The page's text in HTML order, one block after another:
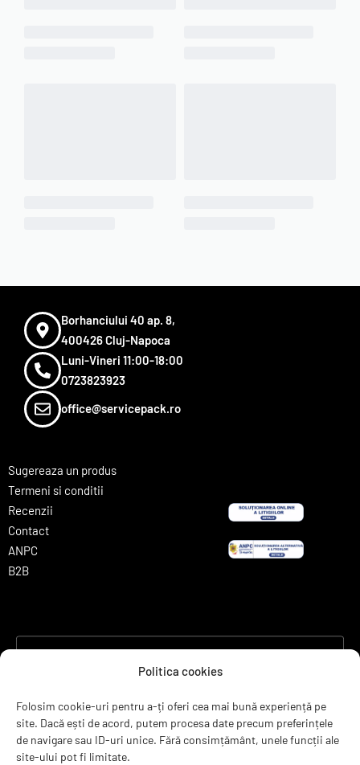
Politica cookies
Folosim cookie-uri pentru a-ți oferi cea mai bună experiență pe
site. Dacă ești de acord, putem procesa date precum preferințele
de navigare sau ID-uri unice. Fără consimțământ, unele funcții ale
site-ului pot fi limitate.
Borhanciului 40 ap. 8,
400426 Cluj-Napoca
Luni-Vineri 11:00-18:00
0723823923
office@servicepack.ro
Sugereaza un produs
Termeni si conditii
Recenzii
Contact
ANPC
B2B
servicepack.ro
4.95 rating(6297 de recenzii)